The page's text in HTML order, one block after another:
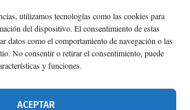
utilizamos tecnologías como las cookies para
del dispositivo. El consentimiento de estas
datos como el comportamiento de navegación o las
No consentir o retirar el consentimiento, puede
y funciones.
ACEPTAR